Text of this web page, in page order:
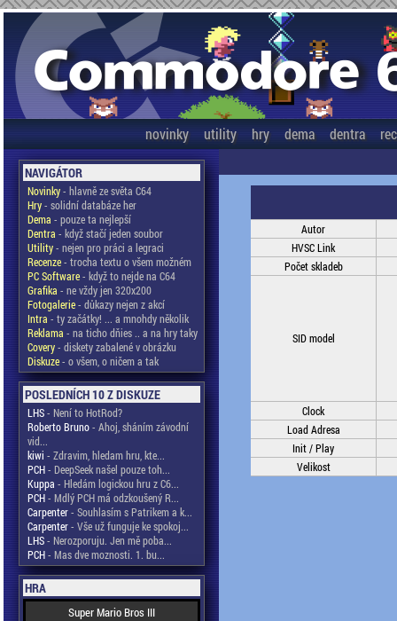
novinky utility hry dema dentra
NAVIGÁTOR
Novinky- hlavně ze světa C64
Hry- solidní databáze her
Dema - pouze ta nejlepší
Dentra - když stačí jeden soubor
Utility- nejen pro práci a legraci
Recenze- trocha textu o všem možném
PC Software- když to nejde na C64
Grafika - ne vždy jen 320x200
Fotogalerie- důkazy nejen z akcí
Intra - ty začátky! ... a mnohdy několik
Reklama - na ticho dňies .. a na hry taky
Covery- diskety zabalené v obrázku
Diskuze- o všem, o ničem a tak
POSLEDNÍCH 10 Z DISKUZE
LHS- Není to HotRod?
Roberto Bruno- Ahoj, sháním závodní
vid...
kiwi - Zdravim, hledam hru, kte...
PCH- DeepSeek našel pouze toh...
Kuppa - Hledám logickou hru z C6...
PCH- Mdlý PCH má odzkoušený R...
Carpenter- Souhlasím s Patrikem a k...
Carpenter- Vše už funguje ke spokoj...
LHS- Nerozporuju. Jen mě poba...
PCH- Mas dve moznosti. 1. bu...
HRA
Super Mario Bros III
Autor
HVSC Link
Počet skladeb
SID model
Clock
Load Adresa
Init / Play
Velikost